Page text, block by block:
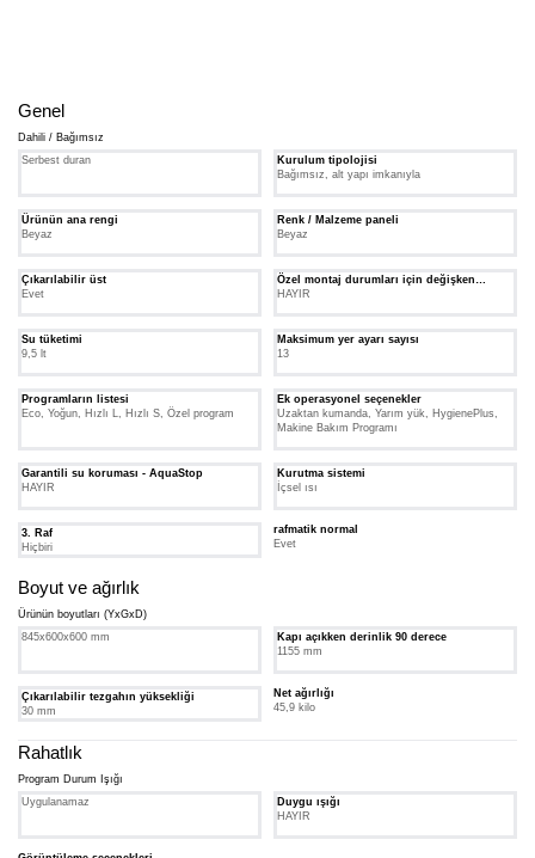
Genel
Dahili / Bağımsız
Serbest duran
Kurulum tipolojisi
Bağımsız, alt yapı imkanıyla
Ürünün ana rengi
Beyaz
Renk / Malzeme paneli
Beyaz
Çıkarılabilir üst
Evet
Özel montaj durumları için değişken
menteşe
HAYIR
Su tüketimi
9,5 lt
Maksimum yer ayarı sayısı
13
Programların listesi
Eco, Yoğun, Hızlı L, Hızlı S, Özel program
Ek operasyonel seçenekler
Uzaktan kumanda, Yarım yük, HygienePlus,
Makine Bakım Programı
Garantili su koruması - AquaStop
HAYIR
Kurutma sistemi
İçsel ısı
3. Raf
Hiçbiri
rafmatik normal
Evet
Boyut ve ağırlık
Ürünün boyutları (YxGxD)
845x600x600 mm
Kapı açıkken derinlik 90 derece
1155 mm
Çıkarılabilir tezgahın yüksekliği
30 mm
Net ağırlığı
45,9 kilo
Rahatlık
Program Durum Işığı
Uygulanamaz
Duygu ışığı
HAYIR